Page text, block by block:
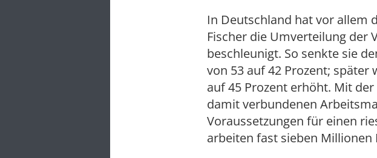
In Deutschland hat vor allem
Fischer die Umverteilung der
beschleunigt. So senkte sie
von 53 auf 42 Prozent;
auf 45 Prozent erhöht. Mit
damit verbundenen
Voraussetzungen für einen
arbeiten fast sieben